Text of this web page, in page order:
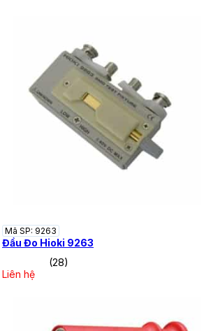
Mã SP: 9263
Đầu Đo Hioki 9263
(28)
Liên hệ